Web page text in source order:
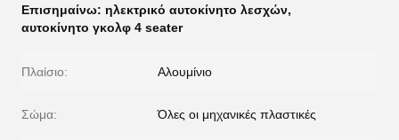
Επισημαίνω: ηλεκτρικό αυτοκίνητο λεσχών,
αυτοκίνητο γκολφ 4 seater
Πλαίσιο: Αλουμίνιο
Σώμα: Όλες οι μηχανικές πλαστικές